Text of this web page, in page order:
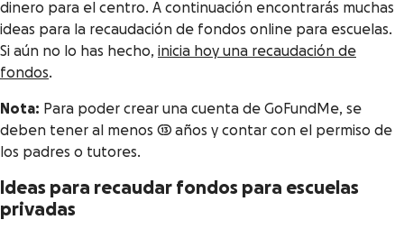
dinero para el centro. A continuación encontrarás muchas
ideas para la recaudación de fondos online para escuelas.
Si aún no lo has hecho, inicia hoy una recaudación de
fondos.
Nota: Para poder crear una cuenta de GoFundMe, se
deben tener al menos 13 años y contar con el permiso de
los padres o tutores.
Ideas para recaudar fondos para escuelas
privadas